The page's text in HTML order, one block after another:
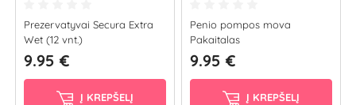
Prezervatyvai Secura Extra
Wet (12 vnt.)
9.95 €
Į KREPŠELĮ
Penio pompos mova
Pakaitalas
9.95 €
Į KREPŠELĮ